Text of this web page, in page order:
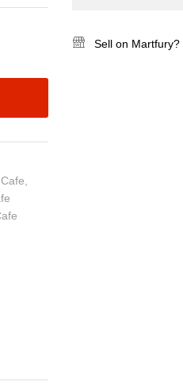
Sell on Martfury?